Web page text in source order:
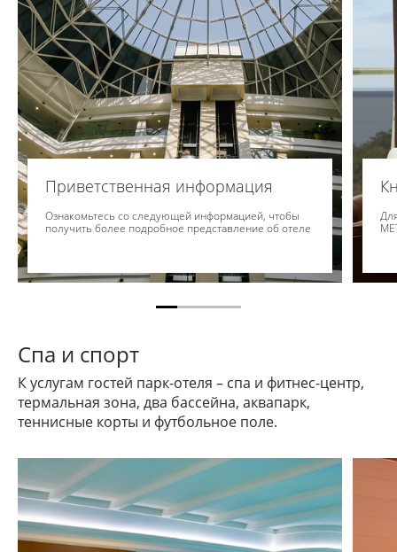
Приветственная информация
Ознакомьтесь со следующей информацией, чтобы
получить более подробное представление об отеле
Спа и спорт
К услугам гостей парк-отеля – спа и фитнес-центр,
термальная зона, два бассейна, аквапарк,
теннисные корты и футбольное поле.